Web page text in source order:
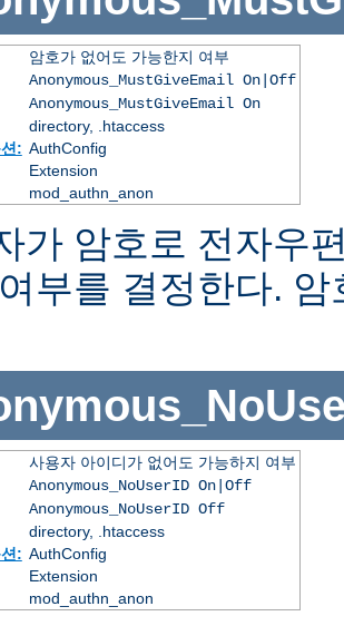
암호가 없어도 가능한지 여부
Anonymous_MustGiveEmail On|Off
Anonymous_MustGiveEmail On
directory, .htaccess
: AuthConfig
Extension
mod_authn_anon
가 암호로 전자우
부를 결정한다.
사용자 아이디가 없어도 가능하지 여부
Anonymous_NoUserID On|Off
Anonymous_NoUserID Off
directory, .htaccess
: AuthConfig
Extension
mod_authn_anon